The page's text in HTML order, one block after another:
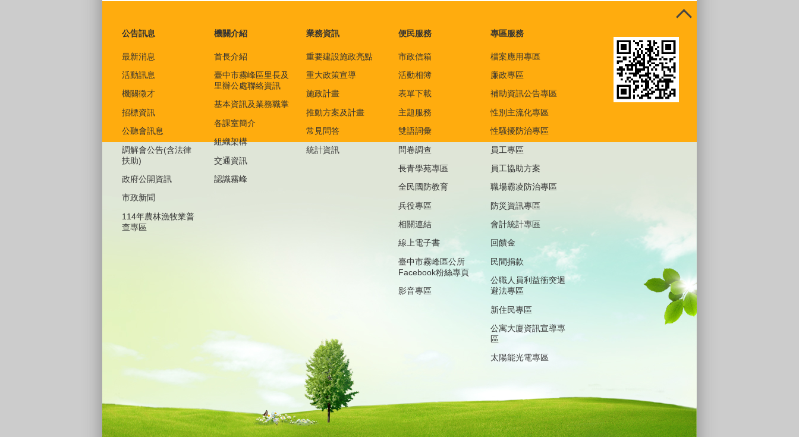
公告訊息
最新消息
活動訊息
機關徵才
招標資訊
公聽會訊息
調解會公告(含法律
扶助)
政府公開資訊
市政新聞
114年農林漁牧業普
查專區
機關介紹
首長介紹
臺中市霧峰區里長及
里辦公處聯絡資訊
基本資訊及業務職掌
各課室簡介
組織架構
交通資訊
認識霧峰
業務資訊
重要建設施政亮點
重大政策宣導
施政計畫
推動方案及計畫
常見問答
統計資訊
便民服務
市政信箱
活動相簿
表單下載
主題服務
雙語詞彙
問卷調查
長青學苑專區
全民國防教育
兵役專區
相關連結
線上電子書
臺中市霧峰區公所
Facebook粉絲專頁
影音專區
專區服務
檔案應用專區
廉政專區
補助資訊公告專區
性別主流化專區
性騷擾防治專區
員工專區
員工協助方案
職場霸凌防治專區
防災資訊專區
會計統計專區
回饋金
民間捐款
公職人員利益衝突迴
避法專區
新住民專區
公寓大廈資訊宣導專
區
太陽能光電專區